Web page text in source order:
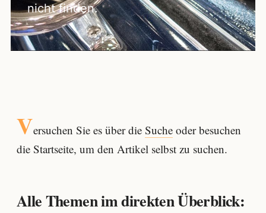
nicht finden.
Versuchen Sie es über die Sucheoder besuchen
die Startseite, um den Artikel selbst zu suchen.
Alle Themen im direkten Überblick: